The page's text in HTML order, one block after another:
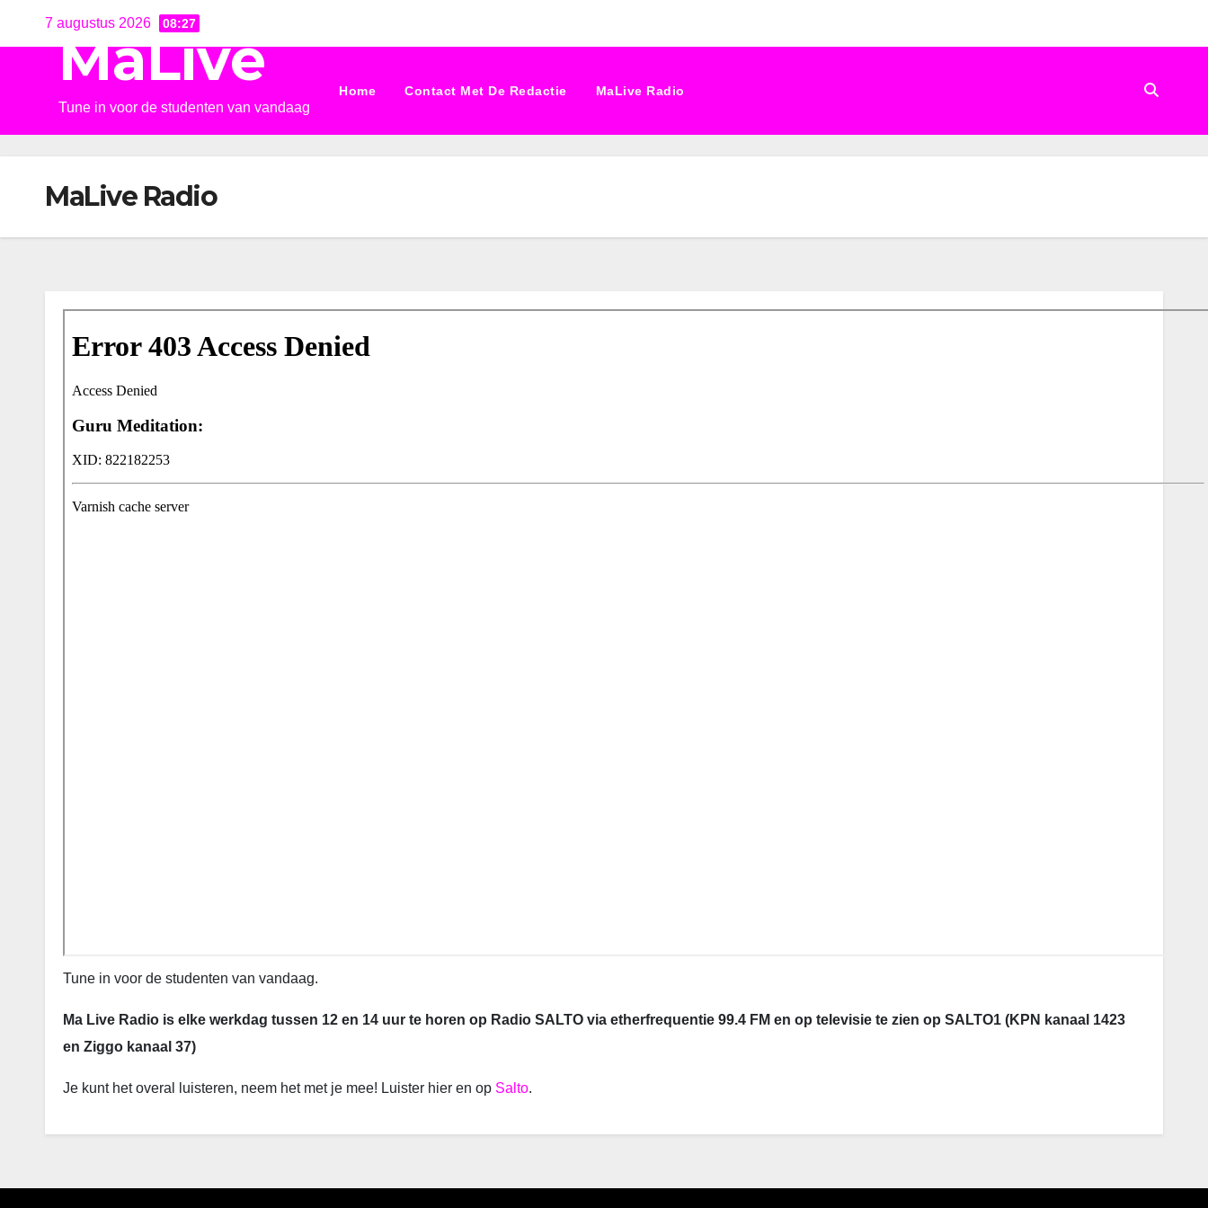
7 augustus 2026 08:27
MaLive
Tune in voor de studenten van vandaag
Home Contact Met De Redactie MaLive Radio
MaLive Radio
Tune in voor de studenten van vandaag.
Ma Live Radio is elke werkdag tussen 12 en 14 uur te horen op Radio SALTO via etherfrequentie 99.4 FM en op televisie te zien op SALTO1 (KPN kanaal 1423
en Ziggo kanaal 37)
Je kunt het overal luisteren, neem het met je mee! Luister hier en op Salto.